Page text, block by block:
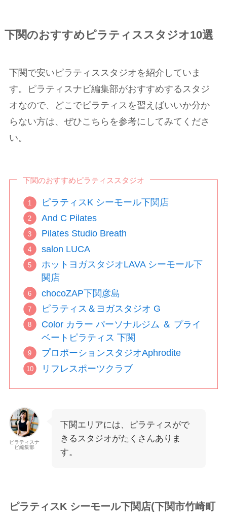
下関のおすすめピラティススタジオ10選
下関で安いピラティススタジオを紹介していま
す。ピラティスナビ編集部がおすすめするスタジ
オなので、どこでピラティスを習えばいいか分か
らない方は、ぜひこちらを参考にしてみてくださ
い。
下関のおすすめピラティススタジオ
ピラティスK シーモール下関店
And C Pilates
Pilates Studio Breath
salon LUCA
ホットヨガスタジオLAVA シーモール下
関店
chocoZAP下関彦島
ピラティス＆ヨガスタジオ G
Color カラー パーソナルジム ＆ プライ
ベートピラティス 下関
プロポーションスタジオAphrodite
リフレスポーツクラブ
ピラティスナ
ビ編集部
下関エリアには、ピラティスがで
きるスタジオがたくさんありま
す。
ピラティスK シーモール下関店(下関市竹崎町